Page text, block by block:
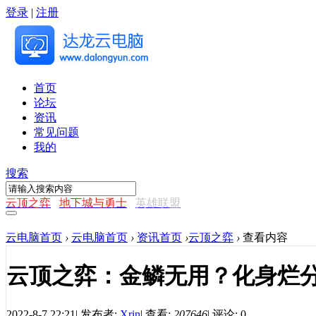
登录 | 注册
首页
论坛
资讯
常见问题
我的
搜索
云顶之弈 地下城与勇士 英雄联盟
云电脑首页 › 云电脑首页 › 资讯首页 ›云顶之弈 › 查看内容
云顶之弈：金鳞无用？化身烂